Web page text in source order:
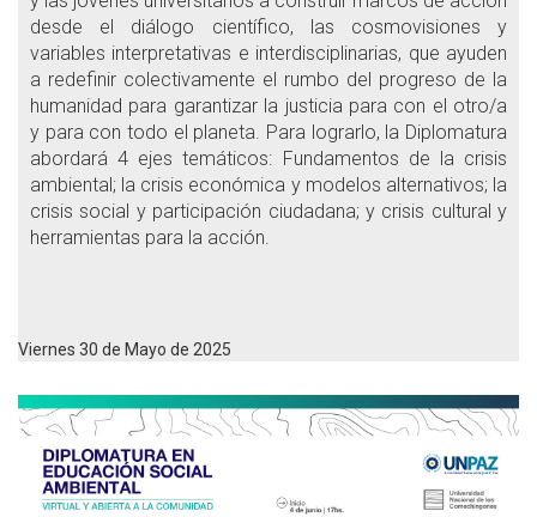
desde el diálogo científico, las cosmovisiones y
variables interpretativas e interdisciplinarias, que ayuden
a redefinir colectivamente el rumbo del progreso de la
humanidad para garantizar la justicia para con el otro/a
y para con todo el planeta. Para lograrlo, la Diplomatura
abordará 4 ejes temáticos: Fundamentos de la crisis
ambiental; la crisis económica y modelos alternativos; la
crisis social y participación ciudadana; y crisis cultural y
herramientas para la acción.
Viernes 30 de Mayo de 2025